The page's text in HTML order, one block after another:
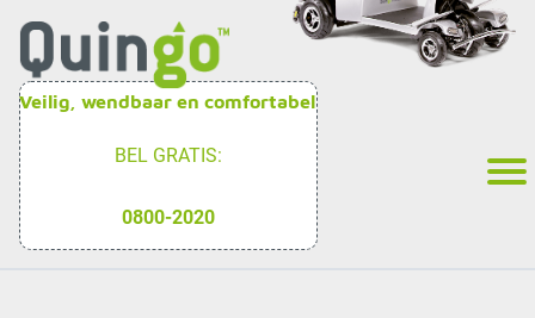
Veilig, wendbaar en comfortabel
BEL GRATIS:
0800-2020